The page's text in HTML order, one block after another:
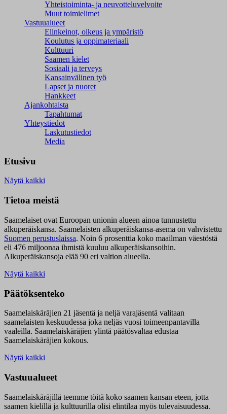
Yhteistoiminta- ja neuvotteluvelvoite
Muut toimielimet
Vastuualueet
Elinkeinot, oikeus ja ympäristö
Koulutus ja oppimateriaali
Kulttuuri
Saamen kielet
Sosiaali ja terveys
Kansainvälinen työ
Lapset ja nuoret
Hankkeet
Ajankohtaista
Tapahtumat
Yhteystiedot
Laskutustiedot
Media
Etusivu
Näytä kaikki
Tietoa meistä
Saamelaiset ovat Euroopan unionin alueen ainoa tunnustettu
alkuperäiskansa. Saamelaisten alkuperäiskansa-asema on vahvistettu
Suomen perustuslaissa. Noin 6 prosenttia koko maailman väestöstä
eli 476 miljoonaa ihmistä kuuluu alkuperäiskansoihin.
Alkuperäiskansoja elää 90 eri valtion alueella.
Näytä kaikki
Päätöksenteko
Saamelaiskäräjien 21 jäsentä ja neljä varajäsentä valitaan
saamelaisten keskuudessa joka neljäs vuosi toimeenpantavilla
vaaleilla. Saamelaiskäräjien ylintä päätösvaltaa edustaa
Saamelaiskäräjien kokous.
Näytä kaikki
Vastuualueet
Saamelaiskäräjillä teemme töitä koko saamen kansan eteen, jotta
saamen kielillä ja kulttuurilla olisi elintilaa myös tulevaisuudessa.